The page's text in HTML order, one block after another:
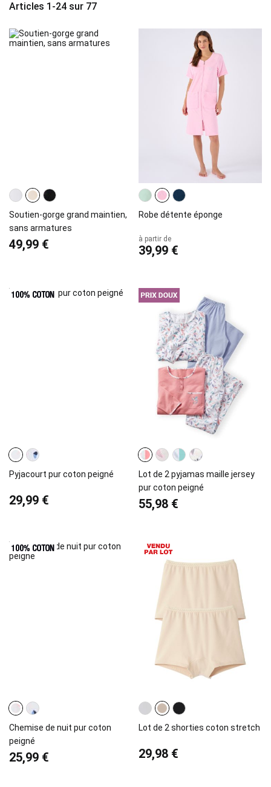
Articles 1 -24 sur 77
Soutien-gorge grand maintien,
sans armatures
49,99 €
Robe détente éponge
à partir de
39,99 €
Pyjacourt pur coton peigné
29,99 €
Lot de 2 pyjamas maille jersey
pur coton peigné
55,98 €
Chemise de nuit pur coton
peigné
25,99 €
Lot de 2 shorties coton stretch
29,98 €